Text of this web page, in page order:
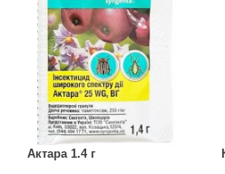
Актара 1.4 г